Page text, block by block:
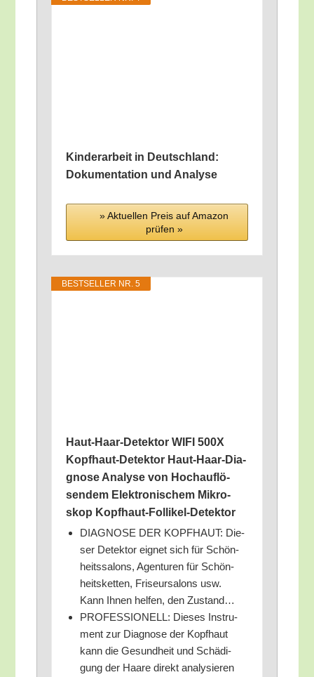
Kin­der­ar­beit in Deutsch­land:
Doku­men­ta­ti­on und Analyse
» Aktu­el­len Preis auf Ama­zon
prü­fen »
BEST­SEL­LER NR. 5
Haut-Haar-Detek­tor WIFI 500X
Kopf­haut-Detek­tor Haut-Haar-Dia­
gno­se Ana­ly­se von Hoch­auf­lö­
sen­dem Elek­tro­ni­schem Mikro­
skop Kopfhaut-Follikel-Detektor
DIAGNOSE DER KOPFHAUT: Die­
ser Detek­tor eig­net sich für Schön­
heits­sa­lons, Agen­tu­ren für Schön­
heits­ket­ten, Fri­seur­sa­lons usw.
Kann Ihnen hel­fen, den Zustand…
PROFESSIONELL: Die­ses Instru­
ment zur Dia­gno­se der Kopf­haut
kann die Gesund­heit und Schä­di­
gung der Haa­re direkt ana­ly­sie­ren